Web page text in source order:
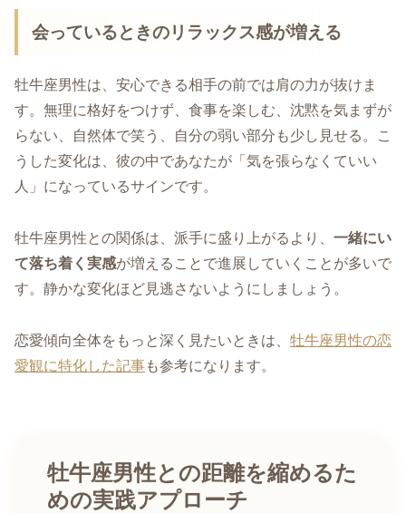
会っているときのリラックス感が増える
牡牛座男性は、安心できる相手の前では肩の力が抜けま
す。無理に格好をつけず、食事を楽しむ、沈黙を気まずが
らない、自然体で笑う、自分の弱い部分も少し見せる。こ
うした変化は、彼の中であなたが「気を張らなくていい
人」になっているサインです。
牡牛座男性との関係は、派手に盛り上がるより、 一緒にい
て落ち着く実感が増えることで進展していくことが多いで
す。静かな変化ほど見逃さないようにしましょう。
恋愛傾向全体をもっと深く見たいときは、 牡牛座男性の恋
愛観に特化した記事も参考になります。
牡牛座男性との距離を縮めるた
めの実践アプローチ